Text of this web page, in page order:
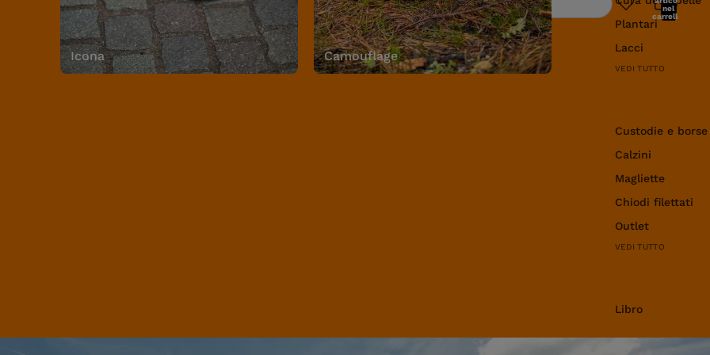
Icona Camouflage
Plantari
Lacci
VEDI TUTTO
Custodie e
Calzini
Magliette
Chiodi filettati
Outlet
VEDI TUTTO
Libro
Ricerca
nel
carrello: